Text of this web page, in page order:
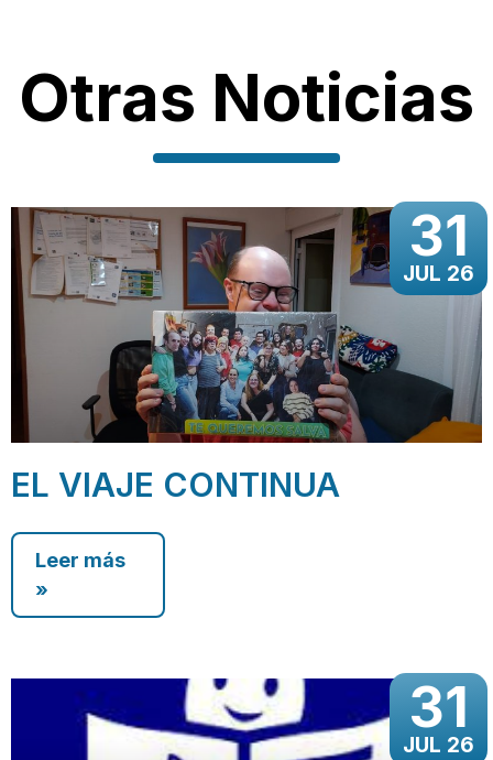
Otras Noticias
31
JUL 26
EL VIAJE CONTINUA
Leer más
»
31
JUL 26